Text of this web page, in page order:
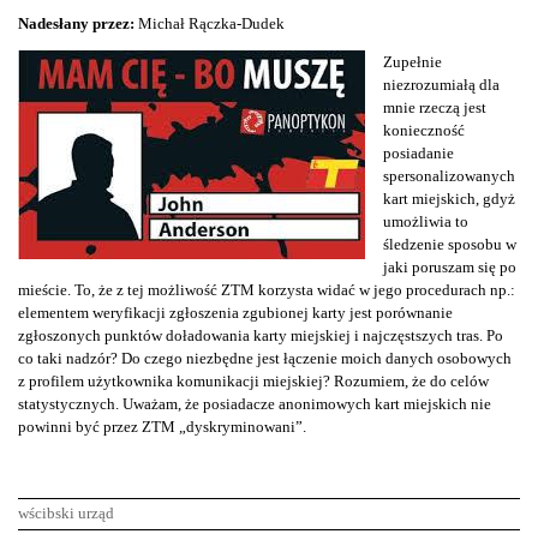
Nadesłany przez: Michał Rączka-Dudek
Zupełnie
niezrozumiałą dla
mnie rzeczą jest
konieczność
posiadanie
spersonalizowanych
kart miejskich, gdyż
umożliwia to
śledzenie sposobu w
jaki poruszam się po
mieście. To, że z tej możliwość ZTM korzysta widać w jego procedurach np.:
elementem weryfikacji zgłoszenia zgubionej karty jest porównanie
zgłoszonych punktów doładowania karty miejskiej i najczęstszych tras. Po
co taki nadzór? Do czego niezbędne jest łączenie moich danych osobowych
z profilem użytkownika komunikacji miejskiej? Rozumiem, że do celów
statystycznych. Uważam, że posiadacze anonimowych kart miejskich nie
powinni być przez ZTM „dyskryminowani”.
wścibski urząd